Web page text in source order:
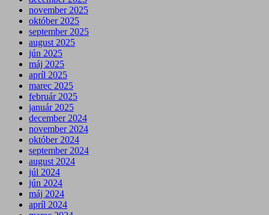
november 2025
október 2025
september 2025
august 2025
jún 2025
máj 2025
apríl 2025
marec 2025
február 2025
január 2025
december 2024
november 2024
október 2024
september 2024
august 2024
júl 2024
jún 2024
máj 2024
apríl 2024